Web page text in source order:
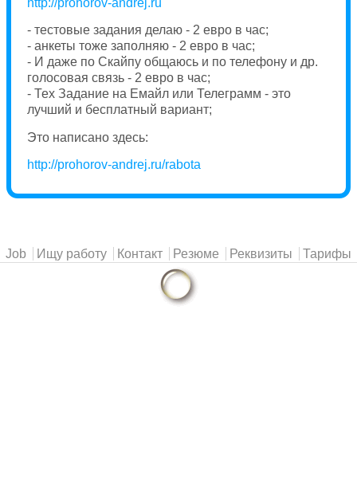
- тестовые задания делаю - 2 евро в час;
- анкеты тоже заполняю - 2 евро в час;
- И даже по Скайпу общаюсь и по телефону и др.
голосовая связь - 2 евро в час;
- Тех Задание на Емайл или Телеграмм - это
лучший и бесплатный вариант;
Это написано здесь:
http://prohorov-andrej.ru/rabota
Главное меню
Job Ищу работу Контакт Резюме Реквизиты Тарифы